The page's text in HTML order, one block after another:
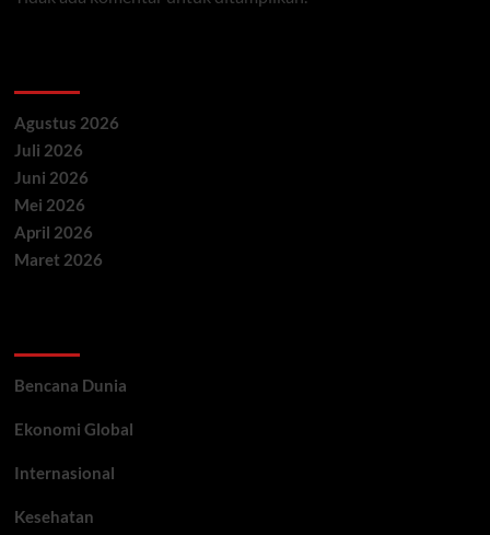
Agustus 2026
Juli 2026
Juni 2026
Mei 2026
April 2026
Maret 2026
Bencana Dunia
Ekonomi Global
Internasional
Kesehatan